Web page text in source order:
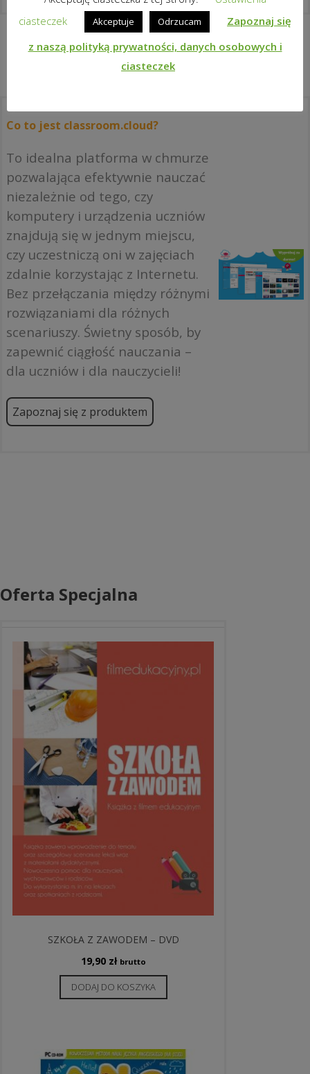
Co to jest classroom.cloud?
To idealna platforma w chmurze
pozwalająca efektywnie nauczać
niezależnie od tego, czy
komputery i urządzenia uczniów
znajdują się w jednym miejscu,
czy uczestniczą oni w zajęciach
zdalnie korzystając z Internetu.
Bez przełączania między różnymi
rozwiązaniami dla różnych
scenariuszy. Świetny sposób, by
zapewnić ciągłość nauczania –
dla uczniów i dla nauczycieli!
Zapoznaj się z produktem
Oferta Specjalna
SZKOŁA Z ZAWODEM – DVD
19,90 zł brutto
DODAJ DO KOSZYKA
ciasteczek
Akceptuje Odrzucam
Zapoznaj się
z naszą polityką prywatności, danych osobowych i
ciasteczek